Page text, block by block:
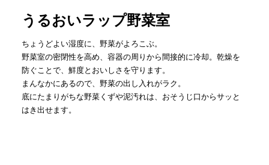
うるおいラップ野菜室
ちょうどよい湿度に、野菜がよろこぶ。
野菜室の密閉性を高め、容器の周りから間接的に冷却。乾燥を
防ぐことで、鮮度とおいしさを守ります。
まんなかにあるので、野菜の出し入れがラク。
底にたまりがちな野菜くずや泥汚れは、おそうじ口からサッと
はき出せます。